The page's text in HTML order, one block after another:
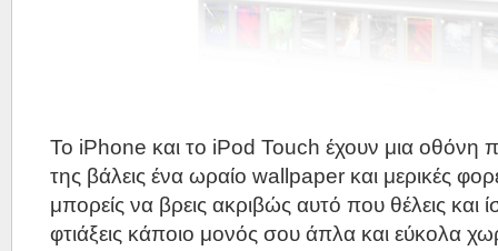
Το iPhone και το iPod Touch έχουν μια οθόνη
της βάλεις ένα ωραίο wallpaper και μερικές
μπορείς να βρεις ακριβώς αυτό που θέλεις και
φτιάξεις κάποιο μονός σου άπλα και εύκολα